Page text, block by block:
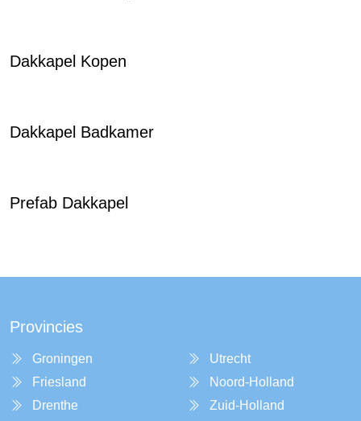
Dakkapel Kopen
Dakkapel Badkamer
Prefab Dakkapel
Provincies
Groningen
Friesland
Drenthe
Utrecht
Noord-Holland
Zuid-Holland